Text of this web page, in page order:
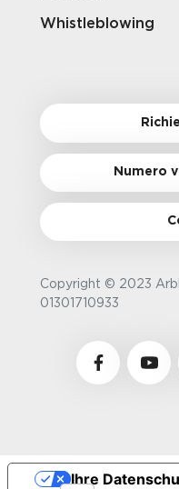
Whistleblowing
Numero
Copyright © 2023
01301710933
Ihre